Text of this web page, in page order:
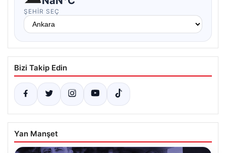
ŞEHIR SEÇ
Bizi Takip Edin
Yan Manşet